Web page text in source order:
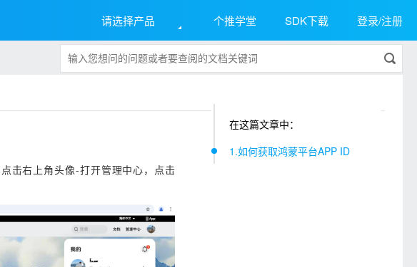
登录/注册
SDK下载
个推学堂
请选择产品
击右上角头像-打开管理中心，点击
在这篇文章中：
1.如何获取鸿蒙平台APP ID